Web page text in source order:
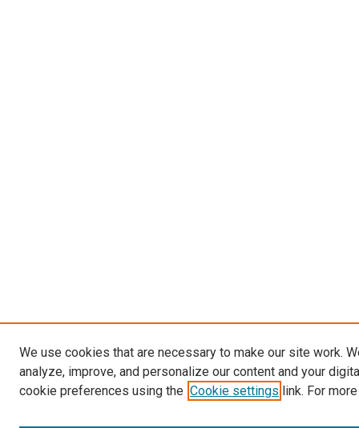
We use cookies that are necessary to make our site work.
analyze, improve, and personalize our content and your
cookie preferences using the Cookie settings link. For